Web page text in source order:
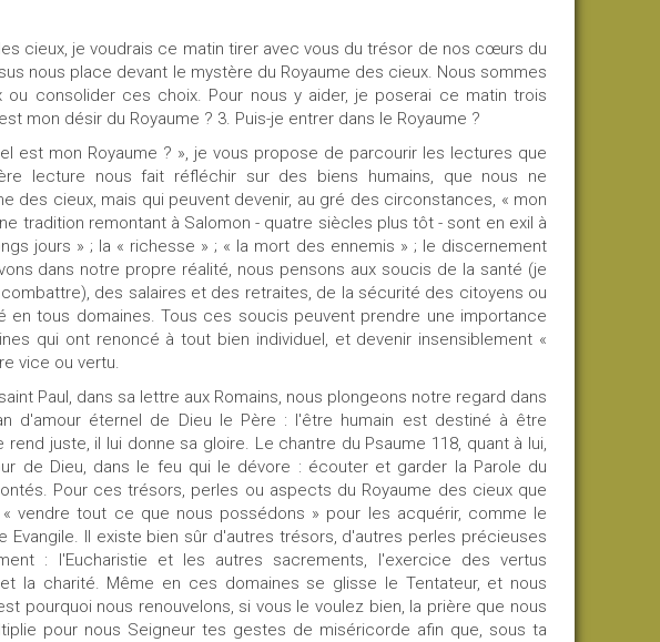
cieux, je voudrais ce matin tirer avec vous du trésor de nos cœurs du
nous place devant le mystère du Royaume des cieux. Nous sommes
consolider ces choix. Pour nous y aider, je poserai ce matin trois
mon désir du Royaume ? 3. Puis-je entrer dans le Royaume ?
est mon Royaume ? », je vous propose de parcourir les lectures que
lecture nous fait réfléchir sur des biens humains, que nous ne
des cieux, mais qui peuvent devenir, au gré des circonstances, « mon
tradition remontant à Salomon - quatre siècles plus tôt - sont en exil à
jours » ; la « richesse » ; « la mort des ennemis » ; le discernement
dans notre propre réalité, nous pensons aux soucis de la santé (je
des salaires et des retraites, de la sécurité des citoyens ou
en tous domaines. Tous ces soucis peuvent prendre une importance
qui ont renoncé à tout bien individuel, et devenir insensiblement «
vice ou vertu.
Paul, dans sa lettre aux Romains, nous plongeons notre regard dans
d'amour éternel de Dieu le Père : l'être humain est destiné à être
juste, il lui donne sa gloire. Le chantre du Psaume 118, quant à lui,
de Dieu, dans le feu qui le dévore : écouter et garder la Parole du
Pour ces trésors, perles ou aspects du Royaume des cieux que
vendre tout ce que nous possédons » pour les acquérir, comme le
Il existe bien sûr d'autres trésors, d'autres perles précieuses
: l'Eucharistie et les autres sacrements, l'exercice des vertus
la charité. Même en ces domaines se glisse le Tentateur, et nous
pourquoi nous renouvelons, si vous le voulez bien, la prière que nous
pour nous Seigneur tes gestes de miséricorde afin que, sous ta